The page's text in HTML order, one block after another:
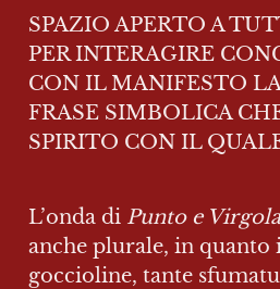
SPAZIO APERTO A
PER INTERAGIRE
CON IL MANIFESTO
FRASE SIMBOLICA
SPIRITO CON IL
L’onda di Punto e Virgola
anche plurale, in quanto
goccioline, tante